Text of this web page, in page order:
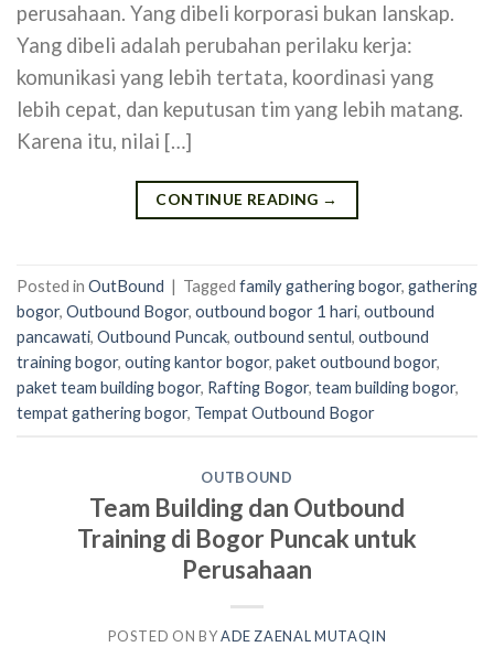
perusahaan. Yang dibeli korporasi bukan lanskap.
Yang dibeli adalah perubahan perilaku kerja:
komunikasi yang lebih tertata, koordinasi yang
lebih cepat, dan keputusan tim yang lebih matang.
Karena itu, nilai […]
CONTINUE READING →
Posted in OutBound | Tagged family gathering bogor, gathering
bogor, Outbound Bogor, outbound bogor 1 hari, outbound
pancawati, Outbound Puncak, outbound sentul, outbound
training bogor, outing kantor bogor, paket outbound bogor,
paket team building bogor, Rafting Bogor, team building bogor,
tempat gathering bogor, Tempat Outbound Bogor
OUTBOUND
Team Building dan Outbound
Training di Bogor Puncak untuk
Perusahaan
POSTED ON BYADE ZAENAL MUTAQIN